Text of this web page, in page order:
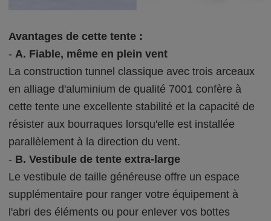
Avantages de cette tente :
- A. Fiable, même en plein vent
La construction tunnel classique avec trois arceaux
en alliage d'aluminium de qualité 7001 confère à
cette tente une excellente stabilité et la capacité de
résister aux bourraques lorsqu'elle est installée
parallèlement à la direction du vent.
- B. Vestibule de tente extra-large
Le vestibule de taille généreuse offre un espace
supplémentaire pour ranger votre équipement à
l'abri des éléments ou pour enlever vos bottes